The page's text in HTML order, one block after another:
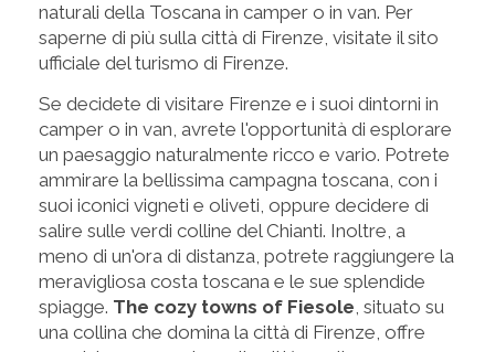
naturali della Toscana in camper o in van. Per
saperne di più sulla città di Firenze, visitate il sito
ufficiale del turismo di Firenze.
Se decidete di visitare Firenze e i suoi dintorni in
camper o in van, avrete l'opportunità di esplorare
un paesaggio naturalmente ricco e vario. Potrete
ammirare la bellissima campagna toscana, con i
suoi iconici vigneti e oliveti, oppure decidere di
salire sulle verdi colline del Chianti. Inoltre, a
meno di un'ora di distanza, potrete raggiungere la
meravigliosa costa toscana e le sue splendide
spiagge. The cozy towns of Fiesole, situato su
una collina che domina la città di Firenze, offre